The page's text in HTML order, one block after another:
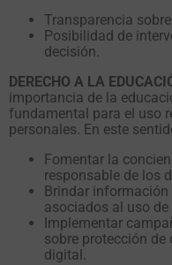
Transparencia
Posibilidad de
decisión.
DERECHO A LA
importancia de la
fundamental para el uso
personales. En este
Fomentar la
responsable de los
Brindar
asociados al uso
Implementar
sobre protección de
digital.